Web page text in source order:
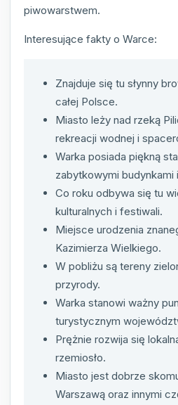
piwowarstwem.
Interesujące fakty o Warce:
Znajduje się tu słynny
całej Polsce.
Miasto leży nad rzeką
rekreacji wodnej i
Warka posiada piękną
zabytkowymi budynkami
Co roku odbywa się tu
kulturalnych i festiwali.
Miejsce urodzenia
Kazimierza Wielkiego.
W pobliżu są tereny
przyrody.
Warka stanowi ważny
turystycznym
Prężnie rozwija się
rzemiosło.
Miasto jest dobrze
Warszawą oraz innymi